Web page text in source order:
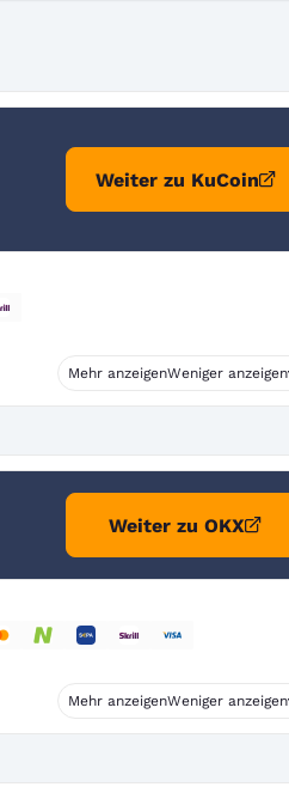
Weiter zu KuCoin
Mehr anzeigenWeniger anzeigen
Weiter zu OKX
Mehr anzeigenWeniger anzeigen